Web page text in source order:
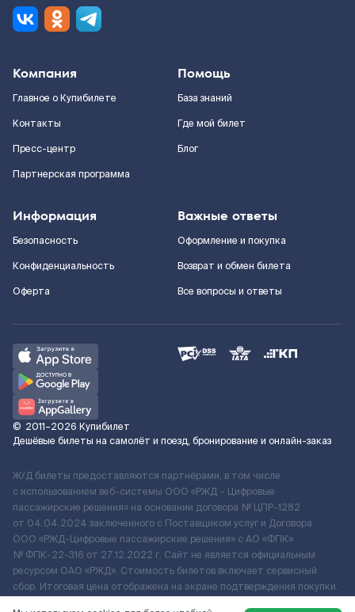
Компания
Главное о Купибилете
Контакты
Пресс-центр
Партнерская программа
Помощь
База знаний
Где мой билет
Блог
Информация
Безопасность
Конфиденциальность
Оферта
Важные ответы
Оформление и покупка
Возврат и обмен билета
Все вопросы и ответы
© 2011–2026 Купибилет
Дешёвые билеты на самолёт и поезд, бронирование и онлайн-заказ
Ж/Д билеты предоставляются партнёрами, в том числе
с использованием веб-системы ООО «РЖД – Цифровые
пассажирские решения» на основании договора № ЦПР-1282
от 04.04.2024 заключенного с Поставщиком услуг и Договора
ООО «РЖД-Цифровые пассажирские решения» c АО «ФПК»
№ ФПК-22-316 от 27.12.2022 г. Сайт не является официальным
ресурсом ОАО «РЖД». Стоимость билетов включает сервисный
сбор. Итоговая цена отображена на экране подтверждения покупки.